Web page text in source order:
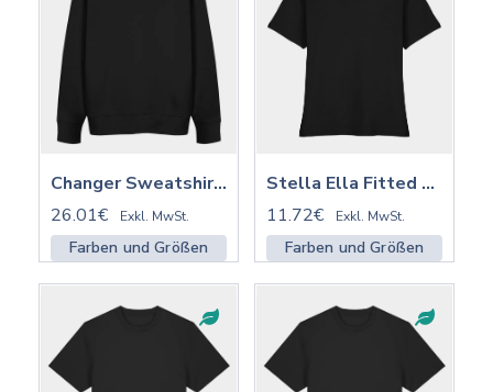
Changer Sweatshirt 2.0 ST/ST mit Stick | STSU178
26.01€
Exkl. MwSt.
Farben und Größen
Stella Ella Fitted Shirt ST/ST | STTW174
11.72€
Exkl. MwSt.
Farben und Größen